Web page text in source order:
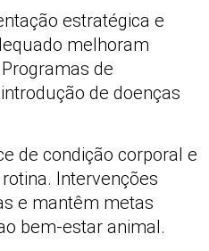
estratégica e
melhoram
de
de doenças
de condição corporal e
Intervenções
e mantêm metas
bem-estar animal.